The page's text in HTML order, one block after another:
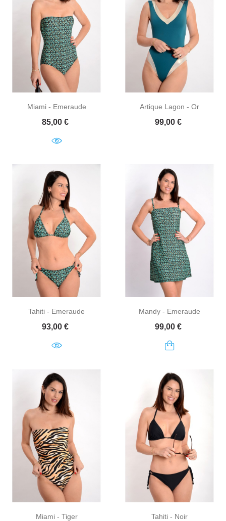
Miami - Emeraude
Prix
85,00 €
Artique Lagon - Or
Prix
99,00 €
Tahiti - Emeraude
Prix
93,00 €
Mandy - Emeraude
Prix
99,00 €
Miami - Tiger Tahiti - Noir